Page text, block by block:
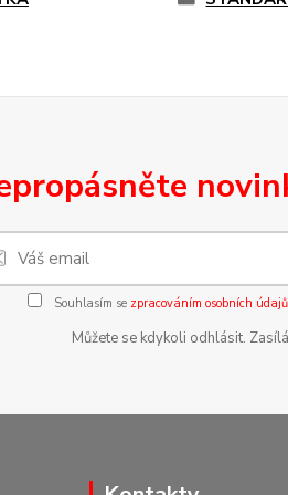
Souhlasím se zpracováním osobních údajů
Můžete se kdykoli odhlásit.